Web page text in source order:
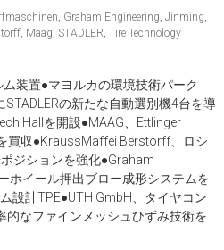
Graham Engineering Jinming
, Maag STADLER Tire Technology
装置●マヨルカの環境技術パーク
の新たな自動選別機4台を導
Hallを開設●MAAG、Ettlinger
買収●KraussMaffei Berstorff、ロシ
ジションを強化●Graham
ホイール押出ブロー成形システムを
設計TPE●UTH GmbH、タイヤコン
的なファインメッシュひずみ技術を